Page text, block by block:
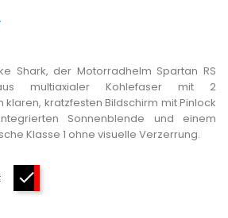
Shark, der Motorradhelm Spartan RS
multiaxialer Kohlefaser mit 2
kratzfesten Bildschirm mit Pinlock
Sonnenblende und einem
Klasse 1 ohne visuelle Verzerrung.